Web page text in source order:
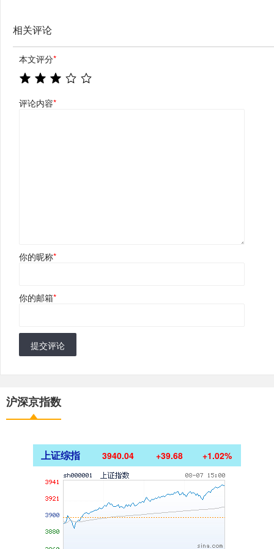
相关评论
本文评分*
评论内容*
你的昵称*
你的邮箱*
提交评论
沪深京指数
上证综指 3940.04 +39.68 +1.02%